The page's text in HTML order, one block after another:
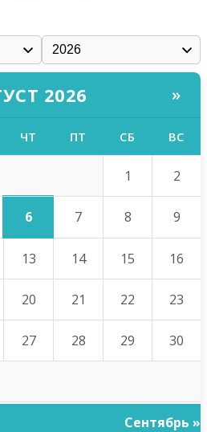
2026 »
ЧТ ПТ СБ ВС
1 2
6 7 8 9
13 14 15 16
20 21 22 23
27 28 29 30
Сентябрь »